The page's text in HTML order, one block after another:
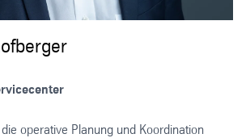
operative Planung und Koordination